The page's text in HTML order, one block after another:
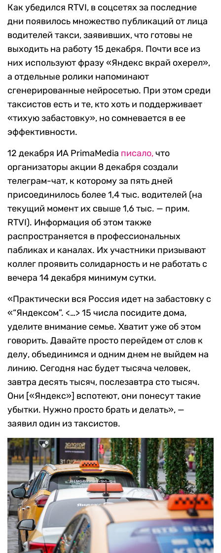
Как убедился RTVI, в соцсетях за последние
дни появилось множество публикаций от лица
водителей такси, заявивших, что готовы не
выходить на работу 15 декабря. Почти все из
них используют фразу «Яндекс вкрай охерел»,
а отдельные ролики напоминают
сгенерированные нейросетью. При этом среди
таксистов есть и те, кто хоть и поддерживает
«тихую забастовку», но сомневается в ее
эффективности.
12 декабря ИА PrimaMedia писало,что
организаторы акции 8 декабря создали
телеграм-чат, к которому за пять дней
присоединилось более 1,4 тыс. водителей (на
текущий момент их свыше 1,6 тыс. — прим.
RTVI). Информация об этом также
распространяется в профессиональных
пабликах и каналах. Их участники призывают
коллег проявить солидарность и не работать с
вечера 14 декабря минимум сутки.
«Практически вся Россия идет на забастовку с
«“Яндексом”. <…> 15 числа посидите дома,
уделите внимание семье. Хватит уже об этом
говорить. Давайте просто перейдем от слов к
делу, объединимся и одним днем не выйдем на
линию. Сегодня нас будет тысяча человек,
завтра десять тысяч, послезавтра сто тысяч.
Они [«Яндекс»] вспотеют, они понесут такие
убытки. Нужно просто брать и делать», —
заявил один из таксистов.